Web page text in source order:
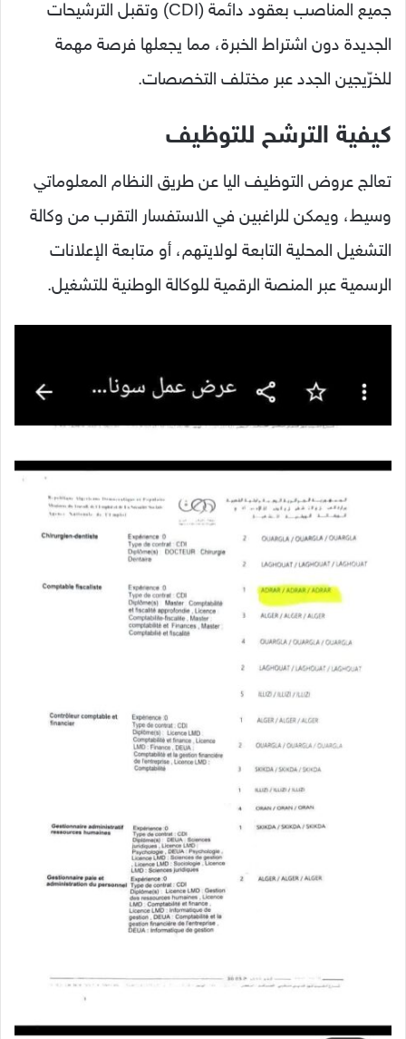
جميع المناصب بعقود دائمة (CDI) وتقبل الترشيحات
الجديدة دون اشتراط الخبرة، مما يجعلها فرصة مهمة
للخرّيجين الجدد عبر مختلف التخصصات.
كيفية الترشح للتوظيف
تعالج عروض التوظيف اليا عن طريق النظام المعلوماتي
وسيط، ويمكن للراغبين في الاستفسار التقرب من وكالة
التشغيل المحلية التابعة لولايتهم، أو متابعة الإعلانات
الرسمية عبر المنصة الرقمية للوكالة الوطنية للتشغيل.